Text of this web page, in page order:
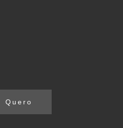
Quero